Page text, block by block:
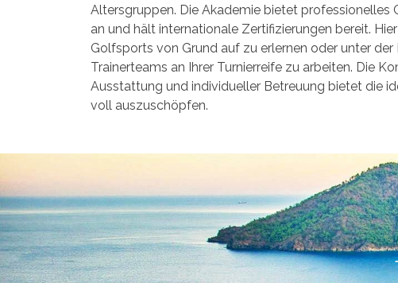
Altersgruppen. Die Akademie bietet professionelles
an und hält internationale Zertifizierungen bereit.
Golfsports von Grund auf zu erlernen oder unter
Trainerteams an Ihrer Turnierreife zu arbeiten. Die
Ausstattung und individueller Betreuung bietet die
voll auszuschöpfen.